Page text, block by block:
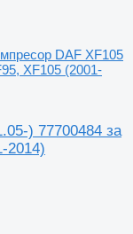
DAF XF105
XF105 (2001-
) 77700484 за
2014)